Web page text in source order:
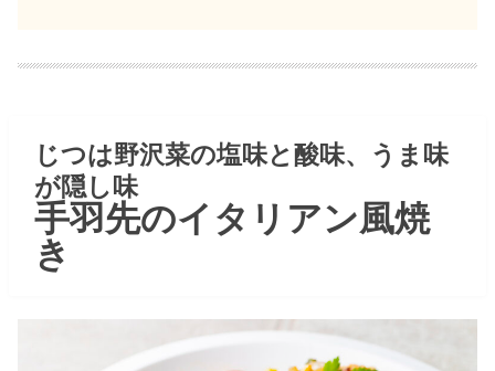
じつは野沢菜の塩味と酸味、うま味
が隠し味
手羽先のイタリアン風焼
き